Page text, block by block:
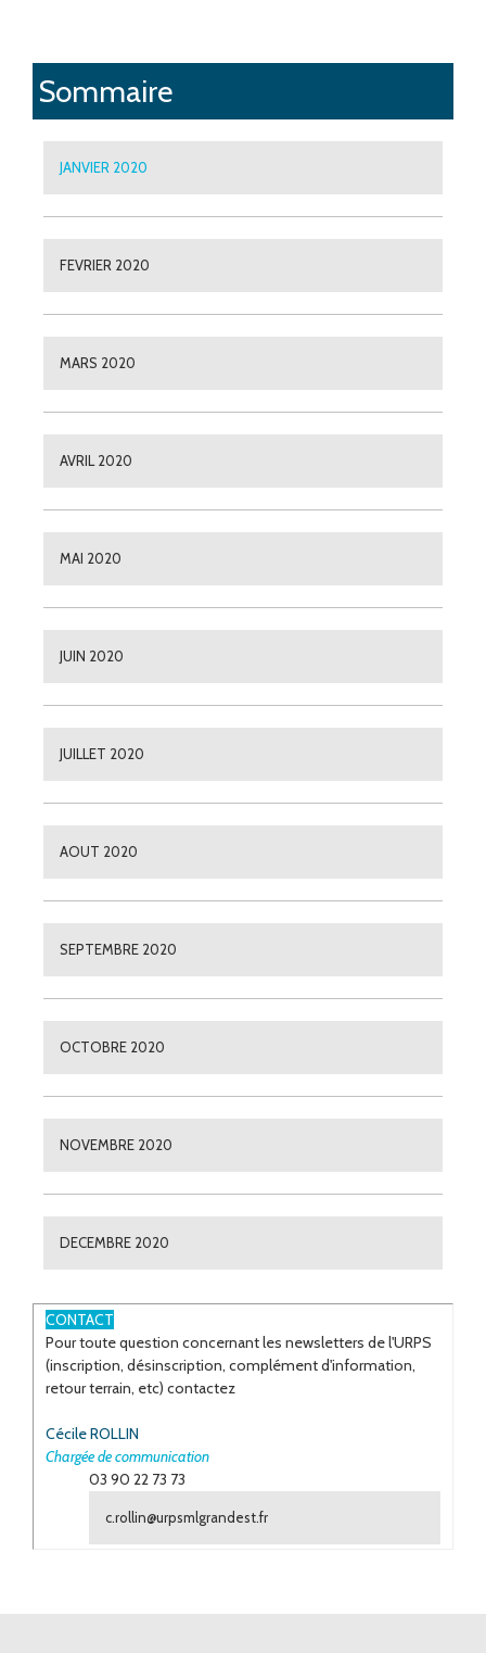
Sommaire
JANVIER 2020
FEVRIER 2020
MARS 2020
AVRIL 2020
MAI 2020
JUIN 2020
JUILLET 2020
AOUT 2020
SEPTEMBRE 2020
OCTOBRE 2020
NOVEMBRE 2020
DECEMBRE 2020
CONTACT
Pour toute question concernant les newsletters de l'URPS
(inscription, désinscription, complément d'information,
retour terrain, etc) contactez
Cécile ROLLIN
Chargée de communication
03 90 22 73 73
c.rollin@urpsmlgrandest.fr